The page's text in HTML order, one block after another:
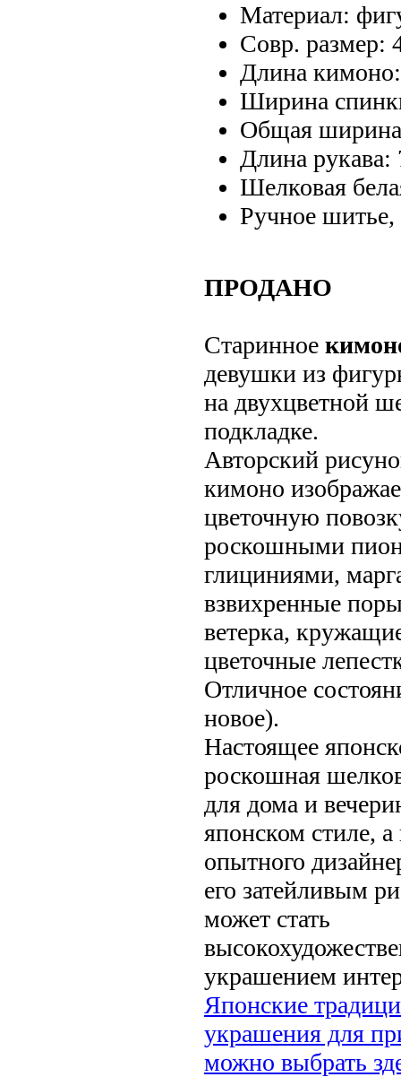
Материал:
Совр. размер:
Длина
Ширина
Общая
Длина рукава:
Шелковая
Ручное шитье,
ПРОДАНО
Старинное
девушки из
на двухцветной
подкладке.
Авторский
кимоно
цветочную
роскошными
глициниями,
взвихренные
ветерка,
цветочные
Отличное
новое).
Настоящее
роскошная
для дома и
японском стиле, а
опытного
его затейливым
может стать
украшением
Японские
украшения для
можно выбрать